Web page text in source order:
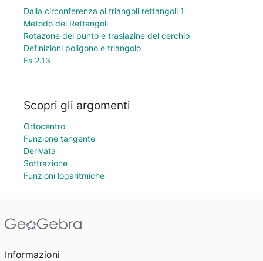
Dalla circonferenza ai triangoli rettangoli 1
Metodo dei Rettangoli
Rotazone del punto e traslazine del cerchio
Definizioni poligono e triangolo
Es 2.13
Scopri gli argomenti
Ortocentro
Funzione tangente
Derivata
Sottrazione
Funzioni logaritmiche
Informazioni